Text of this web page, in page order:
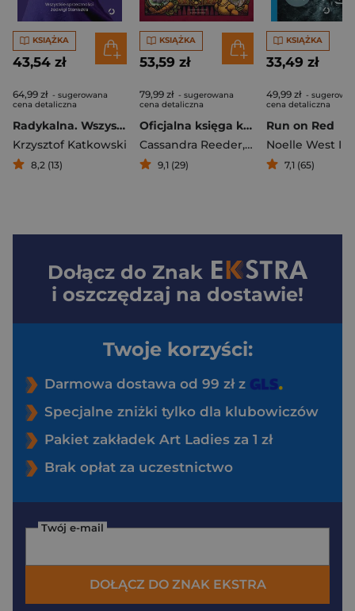
KSIĄŻKA
43,54 zł
64,99 zł - sugerowana
cena detaliczna
Radykalna. Wszystkie sprzeczności Jadwigi Staniszkis
Krzysztof Katkowski
8,2 (13)
KSIĄŻKA
53,59 zł
79,99 zł - sugerowana
cena detaliczna
Oficjalna księga kucharska Westeros. 77 przepisów na kultowe dania z Gry o tron ​​oraz Rodu smoka
Cassandra Reeder, Joanne Bourne
9,1 (29)
KSIĄŻKA
33,49 zł
49,99 zł -
cena detaliczna
Run on Red
Noelle West Ihli
7,1 (65)
Dołącz do Znak
i oszczędzaj na dostawie!
Twoje korzyści:
Darmowa dostawa od 99 zł z
Specjalne zniżki tylko dla klubowiczów
Pakiet zakładek Art Ladies za 1 zł
Brak opłat za uczestnictwo
Twój e-mail
DOŁĄCZ DO ZNAK EKSTRA